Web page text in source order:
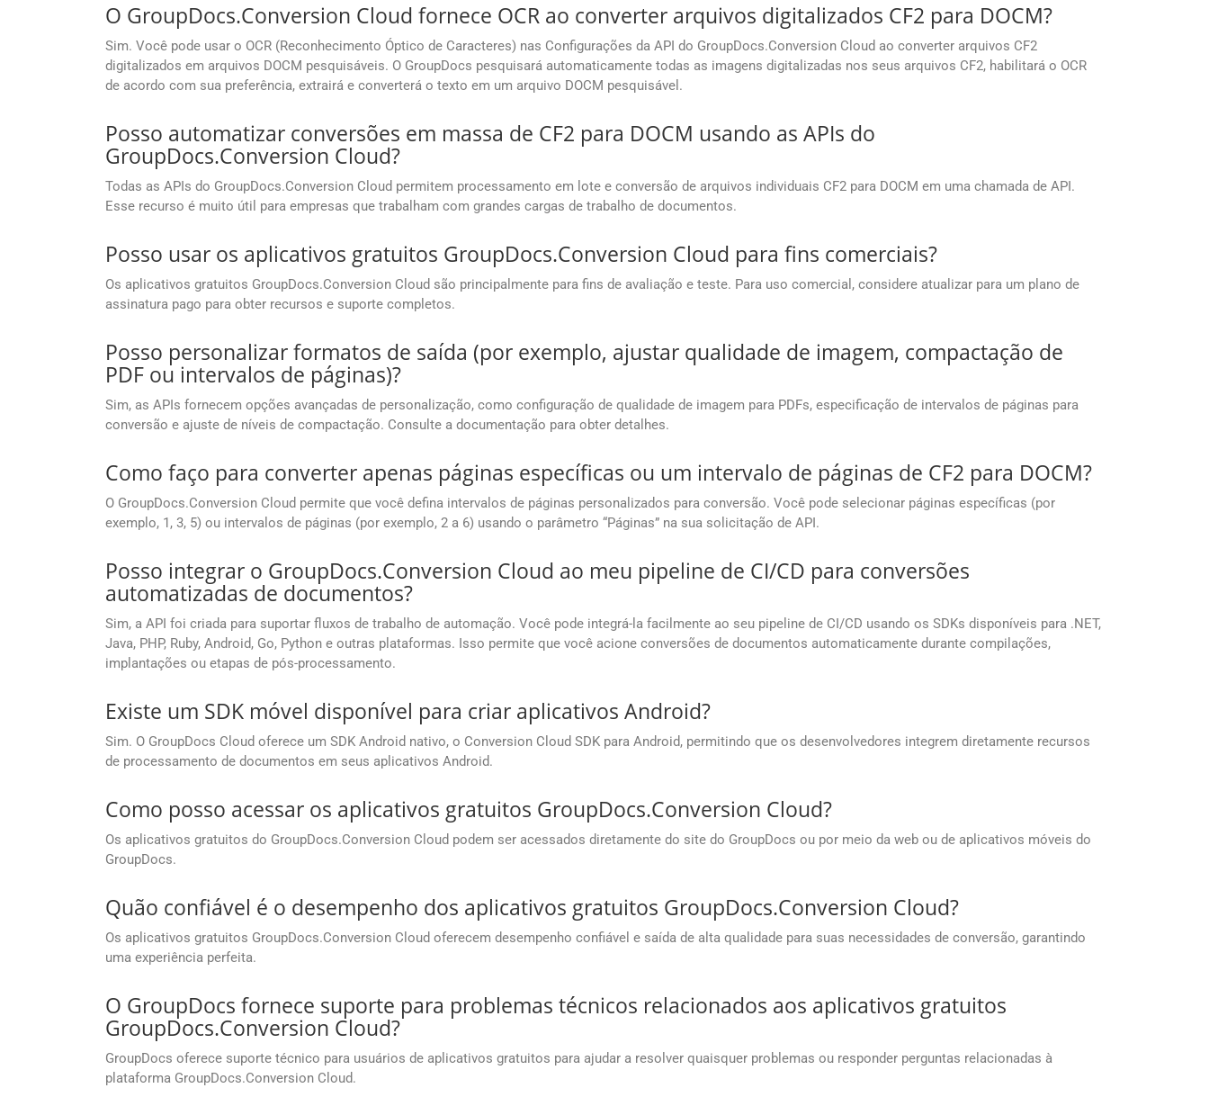
O GroupDocs.Conversion Cloud fornece OCR ao converter arquivos digitalizados CF2 para DOCM?
Sim. Você pode usar o OCR (Reconhecimento Óptico de Caracteres) nas Configurações da API do GroupDocs.Conversion Cloud ao converter arquivos CF2
digitalizados em arquivos DOCM pesquisáveis. O GroupDocs pesquisará automaticamente todas as imagens digitalizadas nos seus arquivos CF2, habilitará o OCR
de acordo com sua preferência, extrairá e converterá o texto em um arquivo DOCM pesquisável.
Posso automatizar conversões em massa de CF2 para DOCM usando as APIs do
GroupDocs.Conversion Cloud?
Todas as APIs do GroupDocs.Conversion Cloud permitem processamento em lote e conversão de arquivos individuais CF2 para DOCM em uma chamada de API.
Esse recurso é muito útil para empresas que trabalham com grandes cargas de trabalho de documentos.
Posso usar os aplicativos gratuitos GroupDocs.Conversion Cloud para fins comerciais?
Os aplicativos gratuitos GroupDocs.Conversion Cloud são principalmente para fins de avaliação e teste. Para uso comercial, considere atualizar para um plano de
assinatura pago para obter recursos e suporte completos.
Posso personalizar formatos de saída (por exemplo, ajustar qualidade de imagem, compactação de
PDF ou intervalos de páginas)?
Sim, as APIs fornecem opções avançadas de personalização, como configuração de qualidade de imagem para PDFs, especificação de intervalos de páginas para
conversão e ajuste de níveis de compactação. Consulte a documentação para obter detalhes.
Como faço para converter apenas páginas específicas ou um intervalo de páginas de CF2 para DOCM?
O GroupDocs.Conversion Cloud permite que você defina intervalos de páginas personalizados para conversão. Você pode selecionar páginas específicas (por
exemplo, 1, 3, 5) ou intervalos de páginas (por exemplo, 2 a 6) usando o parâmetro “Páginas” na sua solicitação de API.
Posso integrar o GroupDocs.Conversion Cloud ao meu pipeline de CI/CD para conversões
automatizadas de documentos?
Sim, a API foi criada para suportar fluxos de trabalho de automação. Você pode integrá-la facilmente ao seu pipeline de CI/CD usando os SDKs disponíveis para .NET,
Java, PHP, Ruby, Android, Go, Python e outras plataformas. Isso permite que você acione conversões de documentos automaticamente durante compilações,
implantações ou etapas de pós-processamento.
Existe um SDK móvel disponível para criar aplicativos Android?
Sim. O GroupDocs Cloud oferece um SDK Android nativo, o Conversion Cloud SDK para Android, permitindo que os desenvolvedores integrem diretamente recursos
de processamento de documentos em seus aplicativos Android.
Como posso acessar os aplicativos gratuitos GroupDocs.Conversion Cloud?
Os aplicativos gratuitos do GroupDocs.Conversion Cloud podem ser acessados diretamente do site do GroupDocs ou por meio da web ou de aplicativos móveis do
GroupDocs.
Quão confiável é o desempenho dos aplicativos gratuitos GroupDocs.Conversion Cloud?
Os aplicativos gratuitos GroupDocs.Conversion Cloud oferecem desempenho confiável e saída de alta qualidade para suas necessidades de conversão, garantindo
uma experiência perfeita.
O GroupDocs fornece suporte para problemas técnicos relacionados aos aplicativos gratuitos
GroupDocs.Conversion Cloud?
GroupDocs oferece suporte técnico para usuários de aplicativos gratuitos para ajudar a resolver quaisquer problemas ou responder perguntas relacionadas à
plataforma GroupDocs.Conversion Cloud.